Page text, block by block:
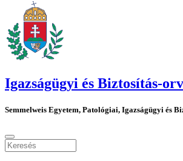
Igazságügyi és Biztosítás-
Semmelweis Egyetem, Patológiai, Igazságügyi és